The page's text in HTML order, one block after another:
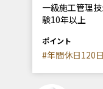
一級施工管理
験10年以上
ポイント
#年間休日120